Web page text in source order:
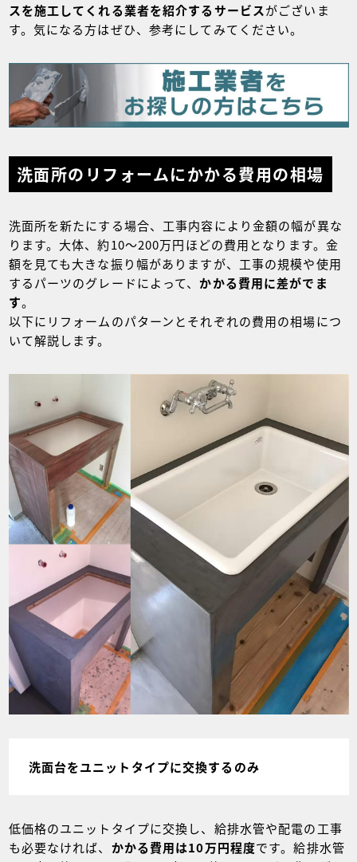
スを施工してくれる業者を紹介するサービスがございま
す。気になる方はぜひ、参考にしてみてください。
洗面所のリフォームにかかる費用の相場
洗面所を新たにする場合、工事内容により金額の幅が異な
ります。大体、約10～200万円ほどの費用となります。金
額を見ても大きな振り幅がありますが、工事の規模や使用
するパーツのグレードによって、かかる費用に差がでま
す。
以下にリフォームのパターンとそれぞれの費用の相場につ
いて解説します。
洗面台をユニットタイプに交換するのみ
低価格のユニットタイプに交換し、給排水管や配電の工事
も必要なければ、 かかる費用は10万円程度です。給排水管